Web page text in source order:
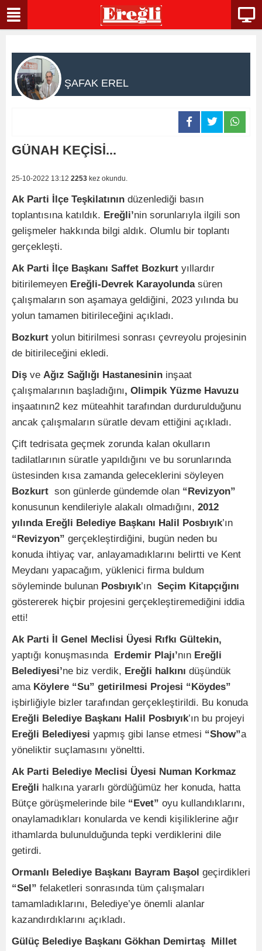
ŞAFAK EREL
GÜNAH KEÇİSİ...
25-10-2022 13:12 2253 kez okundu.
Ak Parti İlçe Teşkilatının düzenlediği basın
toplantısına katıldık. Ereğli’nin sorunlarıyla ilgili son
gelişmeler hakkında bilgi aldık. Olumlu bir toplantı
gerçekleşti.
Ak Parti İlçe Başkanı Saffet Bozkurt yıllardır
bitirilemeyen Ereğli-Devrek Karayolundasüren
çalışmaların son aşamaya geldiğini, 2023 yılında bu
yolun tamamen bitirileceğini açıkladı.
Bozkurt yolun bitirilmesi sonrası çevreyolu projesinin
de bitirileceğini ekledi.
Diş ve Ağız Sağlığı Hastanesinin inşaat
çalışmalarının başladığını, Olimpik Yüzme Havuzu
inşaatının2 kez müteahhit tarafından durdurulduğunu
ancak çalışmaların süratle devam ettiğini açıkladı.
Çift tedrisata geçmek zorunda kalan okulların
tadilatlarının süratle yapıldığını ve bu sorunlarında
üstesinden kısa zamanda geleceklerini söyleyen
Bozkurt son günlerde gündemde olan “Revizyon”
konusunun kendileriyle alakalı olmadığını, 2012
yılında Ereğli Belediye Başkanı Halil Posbıyık’ın
“Revizyon” gerçekleştirdiğini, bugün neden bu
konuda ihtiyaç var, anlayamadıklarını belirtti ve Kent
Meydanı yapacağım, yüklenici firma buldum
söyleminde bulunan Posbıyık’ın Seçim Kitapçığını
göstererek hiçbir projesini gerçekleştiremediğini iddia
etti!
Ak Parti İl Genel Meclisi Üyesi Rıfkı Gültekin,
yaptığı konuşmasında Erdemir Plajı’nın Ereğli
Belediyesi’ne biz verdik, Ereğli halkını düşündük
ama Köylere “Su” getirilmesi Projesi “Köydes”
işbirliğiyle bizler tarafından gerçekleştirildi. Bu konuda
Ereğli Belediye Başkanı Halil Posbıyık’ın bu projeyi
Ereğli Belediyesi yapmış gibi lanse etmesi “Show”a
yöneliktir suçlamasını yöneltti.
Ak Parti Belediye Meclisi Üyesi Numan Korkmaz
Ereğli halkına yararlı gördüğümüz her konuda, hatta
Bütçe görüşmelerinde bile “Evet” oyu kullandıklarını,
onaylamadıkları konularda ve kendi kişiliklerine ağır
ithamlarda bulunulduğunda tepki verdiklerini dile
getirdi.
Ormanlı Belediye Başkanı Bayram Başol geçirdikleri
“Sel” felaketleri sonrasında tüm çalışmaları
tamamladıklarını, Belediye’ye önemli alanlar
kazandırdıklarını açıkladı.
Gülüç Belediye Başkanı Gökhan Demirtaş Millet